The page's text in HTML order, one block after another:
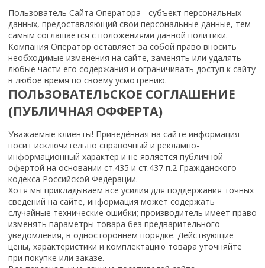
Пользователь Сайта Оператора - субъект персональных
данных, предоставляющий свои персональные данные, тем
самым соглашается с положениями данной политики.
Компания Оператор оставляет за собой право вносить
необходимые изменения на сайте, заменять или удалять
любые части его содержания и ограничивать доступ к сайту
в любое время по своему усмотрению.
ПОЛЬЗОВАТЕЛЬСКОЕ СОГЛАШЕНИЕ
(ПУБЛИЧНАЯ ОФФЕРТА)
Уважаемые клиенты! Приведённая на сайте информация
носит исключительно справочный и рекламно-
информационный характер и не является публичной
офертой на основании ст.435 и ст.437 п.2 Гражданского
кодекса Российской Федерации.
Хотя мы прикладываем все усилия для поддержания точных
сведений на сайте, информация может содержать
случайные технические ошибки; производитель имеет право
изменять параметры товара без предварительного
уведомления, в одностороннем порядке. Действующие
цены, характеристики и комплектацию товара уточняйте
при покупке или заказе.